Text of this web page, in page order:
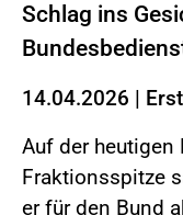
Schlag ins
14.04.2026 |
Auf der heutigen
Fraktionsspitze
er für den Bund